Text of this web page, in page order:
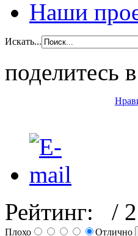
Наши
Искать...
поделитесь
Рейтинг: / 2
Плохо Отлично